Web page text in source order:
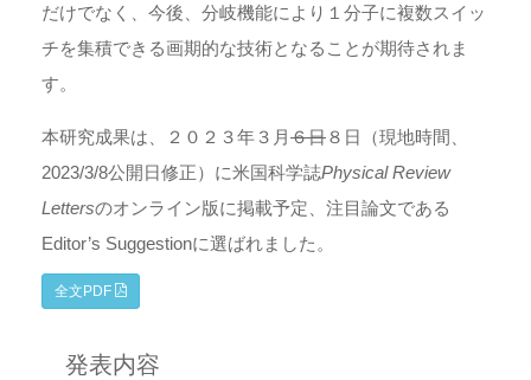
だけでなく、今後、分岐機能により１分子に複数スイッ
チを集積できる画期的な技術となることが期待されま
す。
本研究成果は、２０２３年３月６日８日（現地時間、
2023/3/8公開日修正）に米国科学誌Physical Review
Lettersのオンライン版に掲載予定、注目論文である
Editor’s Suggestionに選ばれました。
全文PDF
発表内容